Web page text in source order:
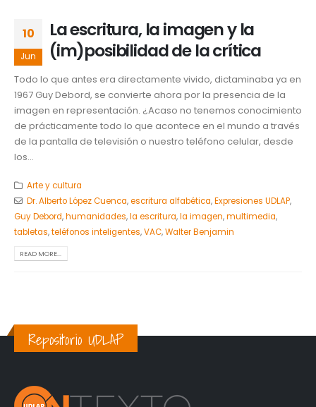
10
Jun
La escritura, la imagen y la
(im)posibilidad de la crítica
Todo lo que antes era directamente vivido, dictaminaba ya en
1967 Guy Debord, se convierte ahora por la presencia de la
imagen en representación. ¿Acaso no tenemos conocimiento
de prácticamente todo lo que acontece en el mundo a través
de la pantalla de televisión o nuestro teléfono celular, desde
los...
Arte y cultura
Dr. Alberto López Cuenca,escritura alfabética,Expresiones UDLAP,
Guy Debord,humanidades,la escritura,la imagen,multimedia,
tabletas,teléfonos inteligentes,VAC,Walter Benjamin
READ MORE...
Repositorio UDLAP